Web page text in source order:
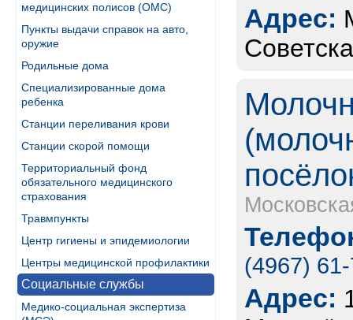
медицинских полисов (ОМС)
Пункты выдачи справок на авто,
оружие
Родильные дома
Специализированные дома
ребенка
Станции переливания крови
Станции скорой помощи
Территориальный фонд
обязательного медицинского
страхования
Травмпункты
Центр гигиены и эпидемиологии
Центры медицинской профилактики
Социальные службы
Медико-социальная экспертиза
Адрес:
(4967)
Адрес: